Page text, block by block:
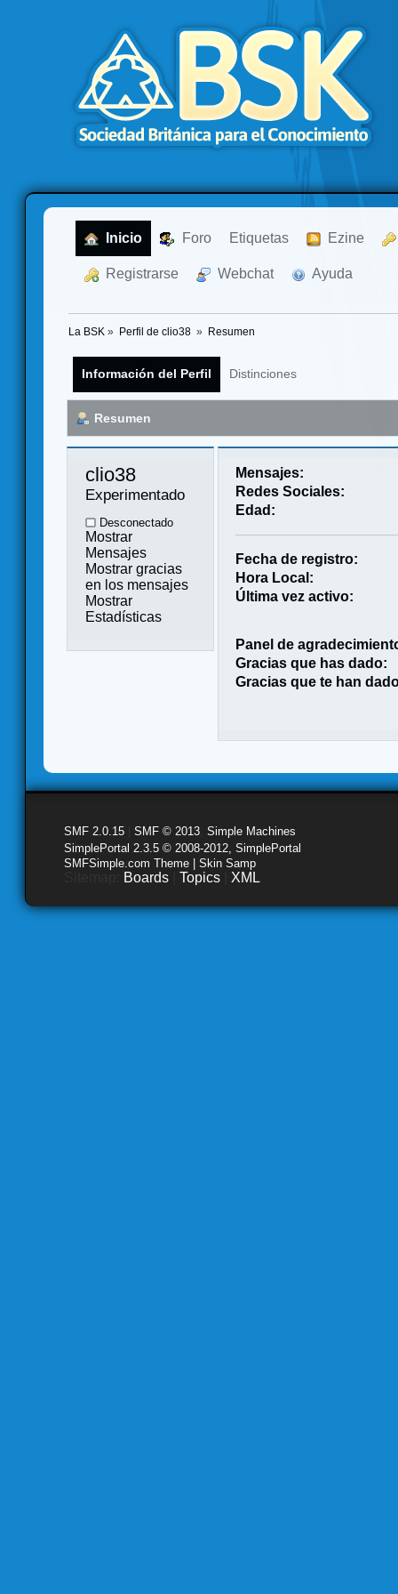
Inicio Foro Etiquetas Ezine
Registrarse Webchat Ayuda
La BSK » Perfil de clio38 » Resumen
Información del Perfil Distinciones
Resumen
clio38
Experimentado
Desconectado
Mostrar
Mensajes
Mostrar gracias
en los mensajes
Mostrar
Estadísticas
Mensajes:
Redes Sociales:
Edad:
Fecha de registro:
Hora Local:
Última vez activo:
Panel de
Gracias que has dado:
Gracias que te han
SMF 2.0.15 SMF © 2013 Simple Machines
SimplePortal 2.3.5 © 2008-2012, SimplePortal
SMFSimple.com Theme | Skin Samp
Boards Topics XML